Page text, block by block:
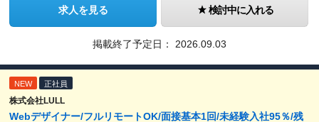
求人を見る 検討中に入れる
掲載終了予定日： 2026.09.03
NEW 正社員
株式会社LULL
Webデザイナー/フルリモートOK/面接基本1回/未経験入社95％/残